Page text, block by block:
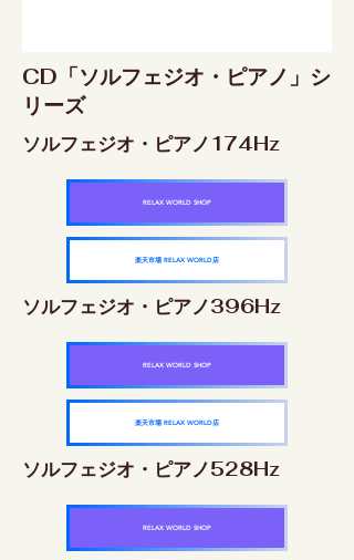
CD「ソルフェジオ・ピアノ」シ
リーズ
ソルフェジオ・ピアノ174Hz
RELAX WORLD SHOP
楽天市場 RELAX WORLD店
ソルフェジオ・ピアノ396Hz
RELAX WORLD SHOP
楽天市場 RELAX WORLD店
ソルフェジオ・ピアノ528Hz
RELAX WORLD SHOP